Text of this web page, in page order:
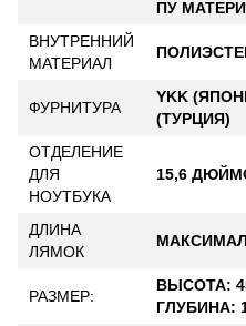
ПУ
ВНУТРЕННИЙ
МАТЕРИАЛ
ФУРНИТУРА
YKK
(ТУРЦИЯ)
ОТДЕЛЕНИЕ
ДЛЯ
НОУТБУКА
15,6
ДЛИНА
ЛЯМОК
РАЗМЕР:
ВЫСОТА:
ГЛУБИНА: